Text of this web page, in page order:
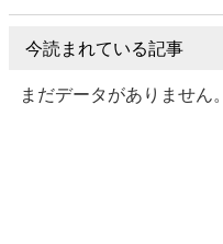
今読まれている記事
まだデータがありません。